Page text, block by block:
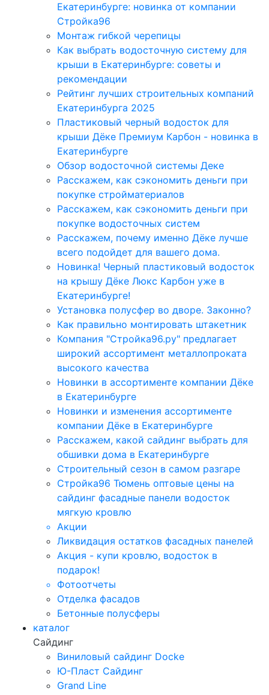
Екатеринбурге: новинка от компании
Стройка96
Монтаж гибкой черепицы
Как выбрать водосточную систему для
крыши в Екатеринбурге: советы и
рекомендации
Рейтинг лучших строительных компаний
Екатеринбурга 2025
Пластиковый черный водосток для
крыши Дёке Премиум Карбон - новинка в
Екатеринбурге
Обзор водосточной системы Деке
Расскажем, как сэкономить деньги при
покупке стройматериалов
Расскажем, как сэкономить деньги при
покупке водосточных систем
Расскажем, почему именно Дёке лучше
всего подойдет для вашего дома.
Новинка! Черный пластиковый водосток
на крышу Дёке Люкс Карбон уже в
Екатеринбурге!
Установка полусфер во дворе. Законно?
Как правильно монтировать штакетник
Компания "Стройка96.ру" предлагает
широкий ассортимент металлопроката
высокого качества
Новинки в ассортименте компании Дёке
в Екатеринбурге
Новинки и изменения ассортименте
компании Дёке в Екатеринбурге
Расскажем, какой сайдинг выбрать для
обшивки дома в Екатеринбурге
Строительный сезон в самом разгаре
Стройка96 Тюмень оптовые цены на
сайдинг фасадные панели водосток
мягкую кровлю
Акции
Ликвидация остатков фасадных панелей
Акция - купи кровлю, водосток в
подарок!
Фотоотчеты
Отделка фасадов
Бетонные полусферы
каталог
Сайдинг
Виниловый сайдинг Docke
Ю-Пласт Сайдинг
Grand Line